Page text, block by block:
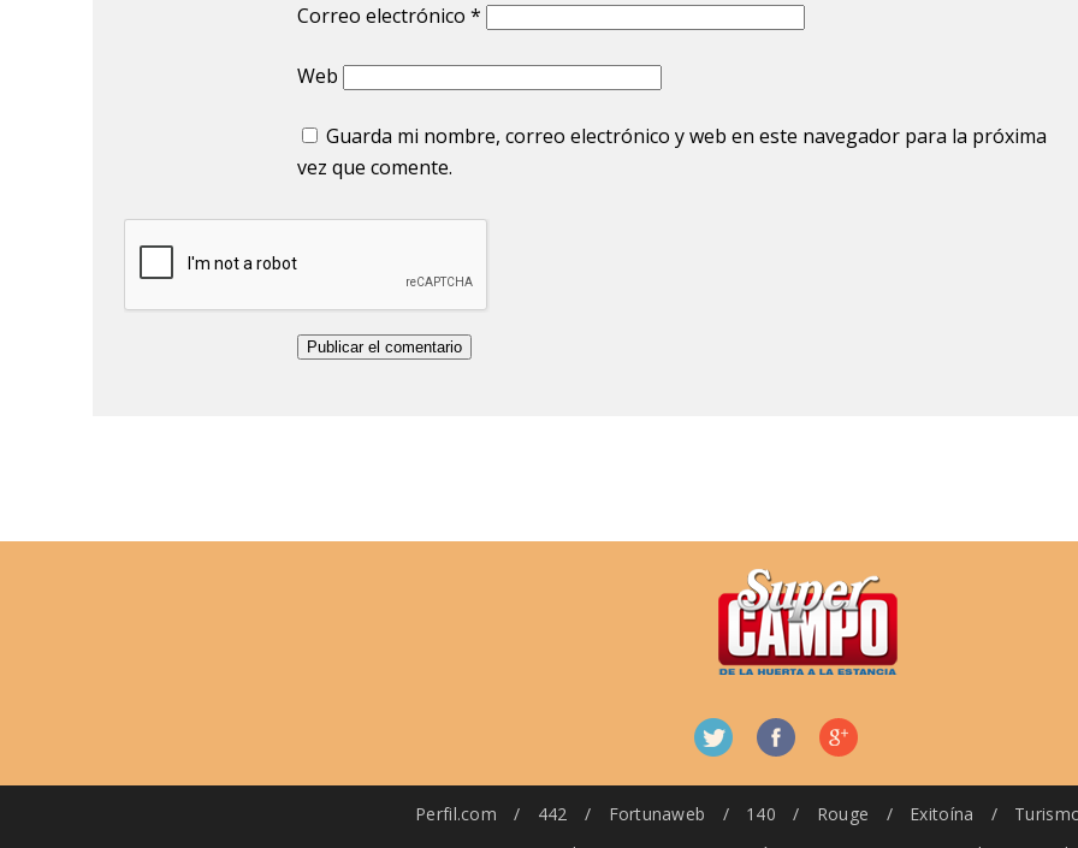
Correo electrónico *
Web
Guarda mi nombre, correo electrónico y web en este navegador para la próxima
vez que comente.
Perfil.com / 442 / Fortunaweb / 140 / Rouge / Exitoína /